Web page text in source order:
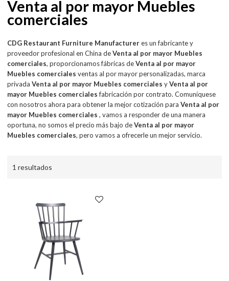
Venta al por mayor Muebles
comerciales
CDG Restaurant Furniture Manufactureres un fabricante y
proveedor profesional en China deVenta al por mayor Muebles
comerciales, proporcionamos fábricas deVenta al por mayor
Muebles comerciales ventas al por mayor personalizadas, marca
privadaVenta al por mayor Muebles comerciales yVenta al por
mayor Muebles comercialesfabricación por contrato. Comuníquese
con nosotros ahora para obtener la mejor cotización paraVenta al por
mayor Muebles comerciales , vamos a responder de una manera
oportuna, no somos el precio más bajo deVenta al por mayor
Muebles comerciales, pero vamos a ofrecerle un mejor servicio.
1 resultados